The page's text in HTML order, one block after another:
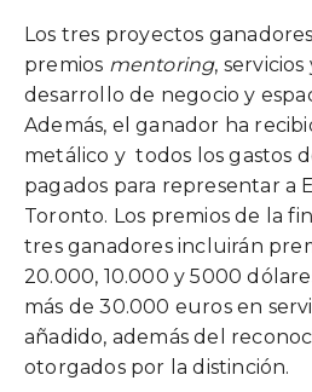
Los tres proyectos
premios mentoring,
desarrollo de negocio y
Además, el ganador ha
metálico y todos los gastos
pagados para representar a
Toronto. Los premios de la
tres ganadores incluirán
20.000, 10.000 y 5000
más de 30.000 euros en
añadido, además del
otorgados por la distinción.